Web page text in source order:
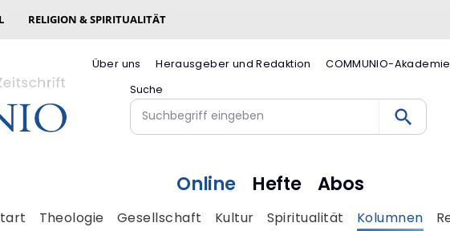
RELIGION & SPIRITUALITÄT
Über uns Herausgeber und Redaktion
COMMUNIO-Akademie
Suche
Online Hefte Abos
Theologie Gesellschaft Kultur Spiritualität Kolumnen